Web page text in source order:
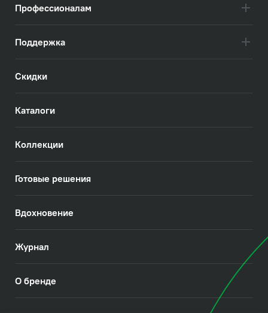
Профессионалам
Поддержка
Скидки
Каталоги
Коллекции
Готовые решения
Вдохновение
Журнал
О бренде